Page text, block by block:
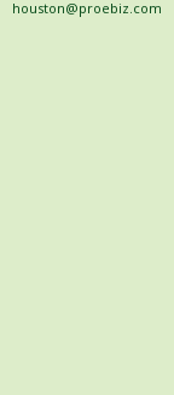
houston@proebiz.com